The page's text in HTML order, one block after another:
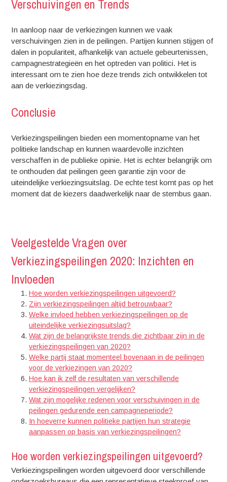
Verschuivingen en Trends
In aanloop naar de verkiezingen kunnen we vaak
verschuivingen zien in de peilingen. Partijen kunnen stijgen of
dalen in populariteit, afhankelijk van actuele gebeurtenissen,
campagnestrategieën en het optreden van politici. Het is
interessant om te zien hoe deze trends zich ontwikkelen tot
aan de verkiezingsdag.
Conclusie
Verkiezingspeilingen bieden een momentopname van het
politieke landschap en kunnen waardevolle inzichten
verschaffen in de publieke opinie. Het is echter belangrijk om
te onthouden dat peilingen geen garantie zijn voor de
uiteindelijke verkiezingsuitslag. De echte test komt pas op het
moment dat de kiezers daadwerkelijk naar de stembus gaan.
Veelgestelde Vragen over
Verkiezingspeilingen 2020: Inzichten en
Invloeden
Hoe worden verkiezingspeilingen uitgevoerd?
Zijn verkiezingspeilingen altijd betrouwbaar?
Welke invloed hebben verkiezingspeilingen op de
uiteindelijke verkiezingsuitslag?
Wat zijn de belangrijkste trends die zichtbaar zijn in de
verkiezingspeilingen van 2020?
Welke partij staat momenteel bovenaan in de peilingen
voor de verkiezingen van 2020?
Hoe kan ik zelf de resultaten van verschillende
verkiezingspeilingen vergelijken?
Wat zijn mogelijke redenen voor verschuivingen in de
peilingen gedurende een campagneperiode?
In hoeverre kunnen politieke partijen hun strategie
aanpassen op basis van verkiezingspeilingen?
Hoe worden verkiezingspeilingen uitgevoerd?
Verkiezingspeilingen worden uitgevoerd door verschillende